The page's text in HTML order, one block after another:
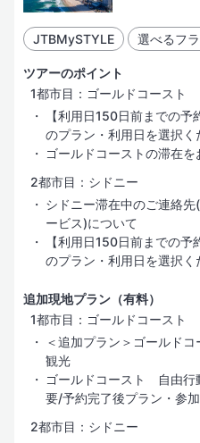
JTBMySTYLE 選べるフ
ツアーのポイント
1都市目：ゴールドコースト
【利用日150日前までの
のプラン・利用日を選択く
ゴールドコーストの滞在を
2都市目：シドニー
シドニー滞在中のご連絡
ービス)について
【利用日150日前までの
のプラン・利用日を選択く
追加現地プラン（有料）
1都市目：ゴールドコースト
＜追加プラン＞ゴールド
観光
ゴールドコースト 自由行
要/予約完了後プラン・参
2都市目：シドニー